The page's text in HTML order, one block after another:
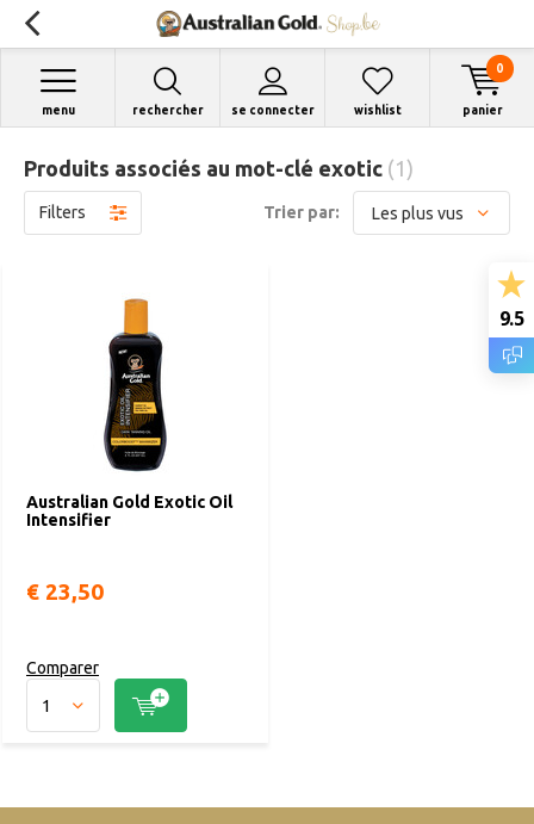
rechercher se connecter
menu wishlist panier
0
Produits associés au mot-clé exotic (1)
Filters Trier par:
Australian Gold Exotic Oil
Intensifier
€ 23,50
Comparer
9.5